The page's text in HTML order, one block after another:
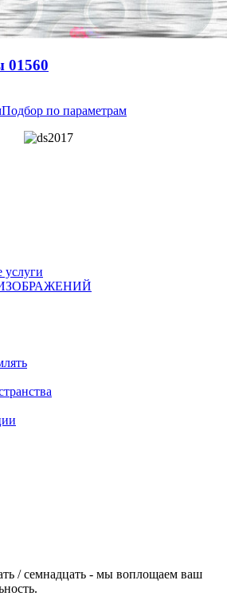
01560
Подбор по параметрам
услуги
/ семнадцать - мы воплощаем ваш